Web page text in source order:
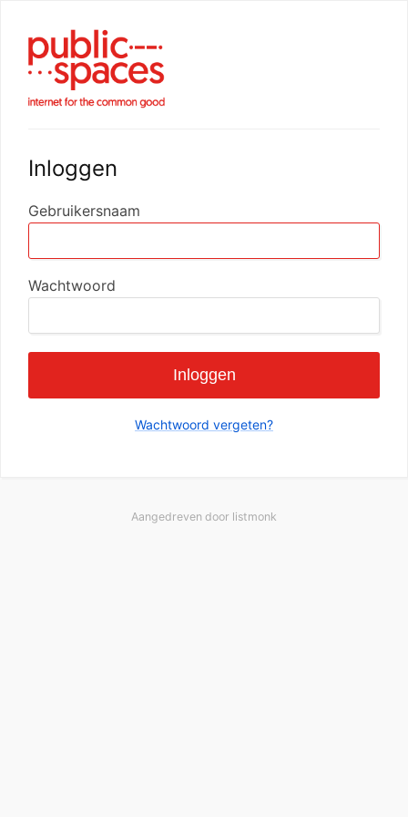
Inloggen
Gebruikersnaam
Wachtwoord
Inloggen
Wachtwoord vergeten?
Aangedreven door listmonk